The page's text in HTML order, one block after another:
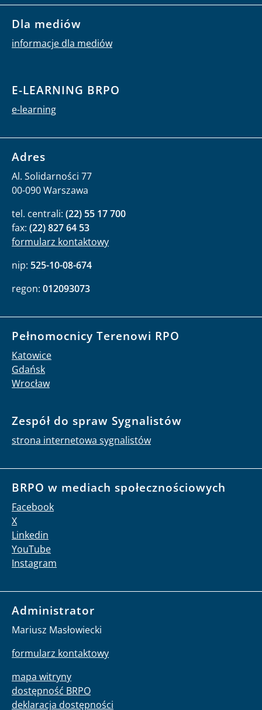
Dla mediów
informacje dla mediów
E-LEARNING BRPO
e-learning
Adres
Al. Solidarności 77
00-090 Warszawa
tel. centrali: (22) 55 17 700
fax: (22) 827 64 53
formularz kontaktowy
nip: 525-10-08-674
regon: 012093073
Pełnomocnicy Terenowi RPO
Katowice
Gdańsk
Wrocław
Zespół do spraw Sygnalistów
strona internetowa sygnalistów
BRPO w mediach społecznościowych
Facebook
X
Linkedin
YouTube
Instagram
Administrator
Mariusz Masłowiecki
formularz kontaktowy
mapa witryny
dostępność BRPO
deklaracja dostępności